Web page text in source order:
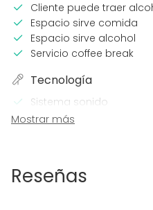
Cliente puede traer
Espacio sirve comida
Espacio sirve alcohol
Servicio coffee break
Tecnología
Sistema sonido
Wi-Fi
En el espacio
Mostrar más
Reseñas